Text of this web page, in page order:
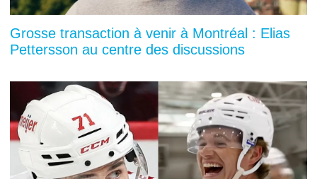
Grosse transaction à venir à Montréal : Elias
Pettersson au centre des discussions